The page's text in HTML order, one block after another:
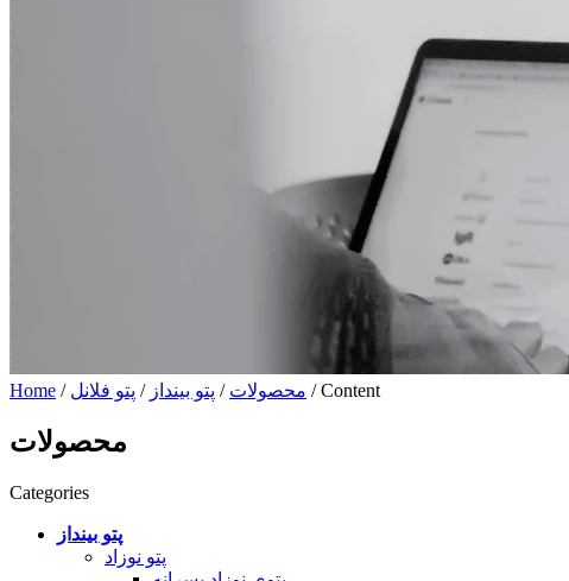
Home / محصولات / پتو بینداز / پتو فلانل / Content
محصولات
Categories
پتو بینداز
پتو نوزاد